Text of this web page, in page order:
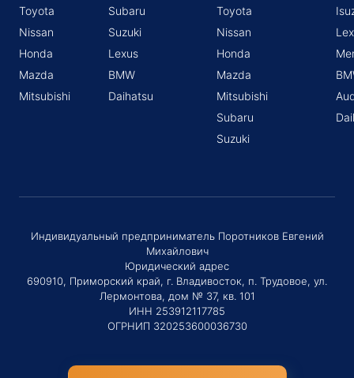
Toyota
Nissan
Honda
Mazda
Mitsubishi
Subaru
Suzuki
Lexus
BMW
Daihatsu
Toyota
Nissan
Honda
Mazda
Mitsubishi
Subaru
Suzuki
Индивидуальный предприниматель Поротников Евгений
Михайлович
Юридический адрес
690910, Приморский край, г. Владивосток, п. Трудовое, ул.
Лермонтова, дом № 37, кв. 101
ИНН 253912117785
ОГРНИП 320253600036730